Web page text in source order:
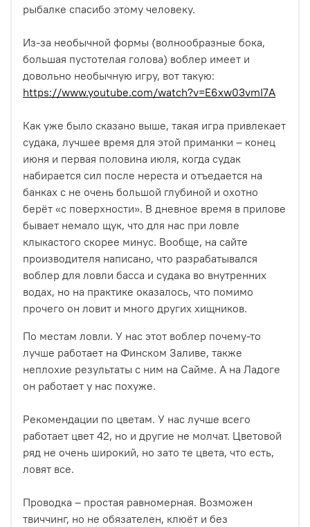
рыбалке спасибо этому человеку.
Из-за необычной формы (волнообразные бока,
большая пустотелая голова) воблер имеет и
довольно необычную игру, вот такую:
https://www.youtube.com/watch?v=E6xw03vmI7A
Как уже было сказано выше, такая игра привлекает
судака, лучшее время для этой приманки – конец
июня и первая половина июля, когда судак
набирается сил после нереста и отъедается на
банках с не очень большой глубиной и охотно
берёт «с поверхности». В дневное время в прилове
бывает немало щук, что для нас при ловле
клыкастого скорее минус. Вообще, на сайте
производителя написано, что разрабатывался
воблер для ловли басса и судака во внутренних
водах, но на практике оказалось, что помимо
прочего он ловит и много других хищников.
По местам ловли. У нас этот воблер почему-то
лучше работает на Финском Заливе, также
неплохие результаты с ним на Сайме. А на Ладоге
он работает у нас похуже.
Рекомендации по цветам. У нас лучше всего
работает цвет 42, но и другие не молчат. Цветовой
ряд не очень широкий, но зато те цвета, что есть,
ловят все.
Проводка – простая равномерная. Возможен
твиччинг, но не обязателен, клюёт и без